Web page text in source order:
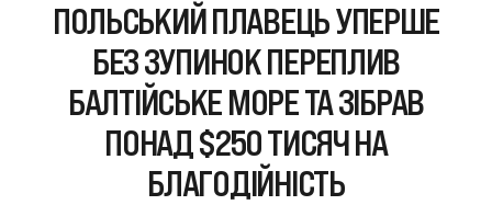
ПОЛЬСЬКИЙ ПЛАВЕЦЬ УПЕРШЕ
БЕЗ ЗУПИНОК ПЕРЕПЛИВ
БАЛТІЙСЬКЕ МОРЕ ТА ЗІБРАВ
ПОНАД $250 ТИСЯЧ НА
БЛАГОДІЙНІСТЬ